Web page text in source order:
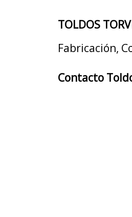
TOLDOS
Fabricación,
Contacto